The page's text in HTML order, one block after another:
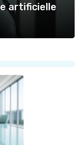
artificielle